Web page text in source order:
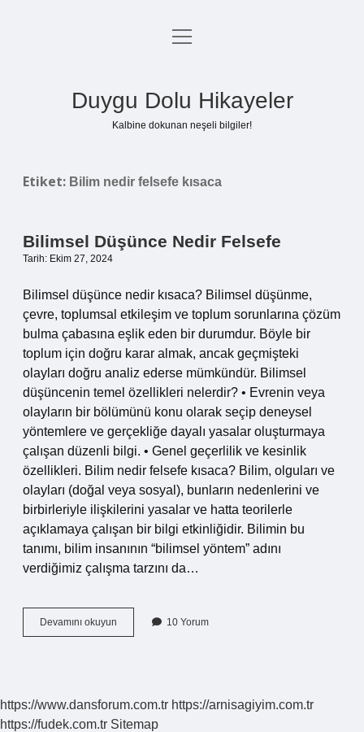
Anasayfa
menüyü
Duygu Dolu Hikayeler
Kalbine dokunan neşeli bilgiler!
Etiket: Bilim nedir felsefe kısaca
Bilimsel Düşünce Nedir Felsefe
Tarih: Ekim 27, 2024
Bilimsel düşünce nedir kısaca? Bilimsel düşünme,
çevre, toplumsal etkileşim ve toplum sorunlarına çözüm
bulma çabasına eşlik eden bir durumdur. Böyle bir
toplum için doğru karar almak, ancak geçmişteki
olayları doğru analiz ederse mümkündür. Bilimsel
düşüncenin temel özellikleri nelerdir? • Evrenin veya
olayların bir bölümünü konu olarak seçip deneysel
yöntemlere ve gerçekliğe dayalı yasalar oluşturmaya
çalışan düzenli bilgi. • Genel geçerlilik ve kesinlik
özellikleri. Bilim nedir felsefe kısaca? Bilim, olguları ve
olayları (doğal veya sosyal), bunların nedenlerini ve
birbirleriyle ilişkilerini yasalar ve hatta teorilerle
açıklamaya çalışan bir bilgi etkinliğidir. Bilimin bu
tanımı, bilim insanının “bilimsel yöntem” adını
verdiğimiz çalışma tarzını da…
Devamını okuyun
Düşünce
10 Yorum
https://www.dansforum.com.tr https://arnisagiyim.com.tr
https://fudek.com.tr Sitemap